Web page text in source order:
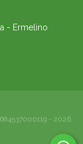
- Ermelino
- 2026.